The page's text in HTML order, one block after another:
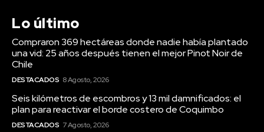
Lo último
Compraron 369 hectáreas donde nadie había plantado
una vid: 25 años después tienen el mejor Pinot Noir de
Chile
DESTACADOS 8 Agosto, 2026
Seis kilómetros de escombros y 13 mil damnificados: el
plan para reactivar el borde costero de Coquimbo
DESTACADOS 7 Agosto, 2026